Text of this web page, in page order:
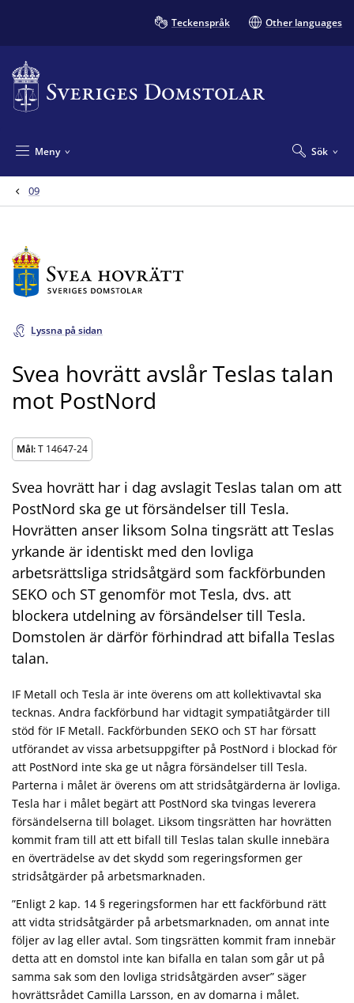
Teckenspråk Other languages
Sök
Meny
09
Lyssna på sidan
Svea hovrätt avslår Teslas talan
mot PostNord
Mål:T 14647-24
Svea hovrätt har i dag avslagit Teslas talan om att
PostNord ska ge ut försändelser till Tesla.
Hovrätten anser liksom Solna tingsrätt att Teslas
yrkande är identiskt med den lovliga
arbetsrättsliga stridsåtgärd som fackförbunden
SEKO och ST genomför mot Tesla, dvs. att
blockera utdelning av försändelser till Tesla.
Domstolen är därför förhindrad att bifalla Teslas
talan.
IF Metall och Tesla är inte överens om att kollektivavtal ska
tecknas. Andra fackförbund har vidtagit sympatiåtgärder till
stöd för IF Metall. Fackförbunden SEKO och ST har försatt
utförandet av vissa arbetsuppgifter på PostNord i blockad för
att PostNord inte ska ge ut några försändelser till Tesla.
Parterna i målet är överens om att stridsåtgärderna är lovliga.
Tesla har i målet begärt att PostNord ska tvingas leverera
försändelserna till bolaget. Liksom tingsrätten har hovrätten
kommit fram till att ett bifall till Teslas talan skulle innebära
en överträdelse av det skydd som regeringsformen ger
stridsåtgärder på arbetsmarknaden.
”Enligt 2 kap. 14 § regeringsformen har ett fackförbund rätt
att vidta stridsåtgärder på arbetsmarknaden, om annat inte
följer av lag eller avtal. Som tingsrätten kommit fram innebär
detta att en domstol inte kan bifalla en talan som går ut på
samma sak som den lovliga stridsåtgärden avser” säger
hovrättsrådet Camilla Larsson, en av domarna i målet.